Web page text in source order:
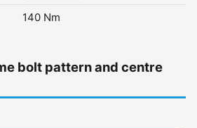
140 Nm
bolt pattern and centre